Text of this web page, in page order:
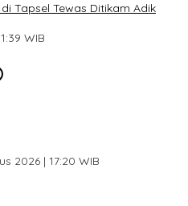
Tapsel Tewas Ditikam Adik
WIB
2026 | 17:20 WIB